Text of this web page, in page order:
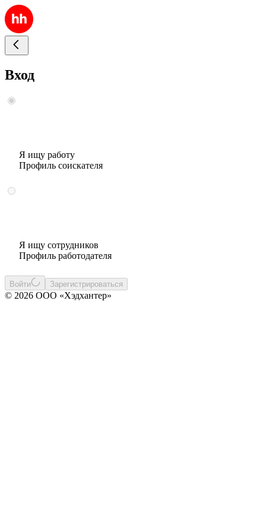
Вход
Я ищу работу
Профиль соискателя
Я ищу сотрудников
Профиль работодателя
Войти Зарегистрироваться
© 2026 ООО «Хэдхантер»